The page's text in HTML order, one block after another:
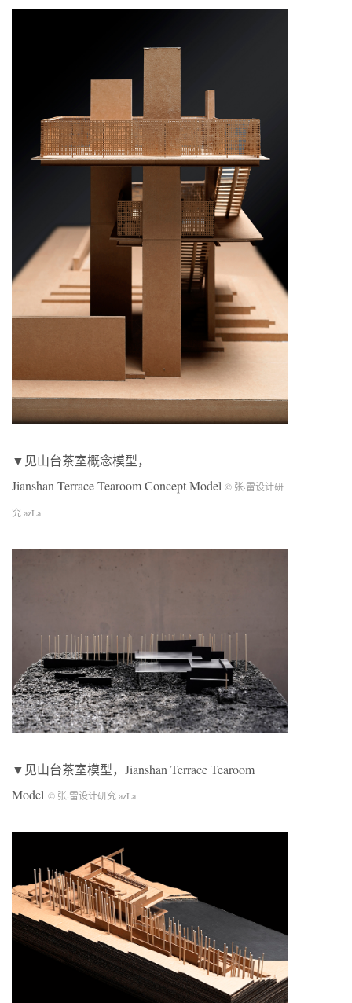
▼见山台茶室概念模型，
Jianshan Terrace Tearoom Concept Model © 张·雷设计研
究 azLa
▼见山台茶室模型，Jianshan Terrace Tearoom
Model © 张·雷设计研究 azLa